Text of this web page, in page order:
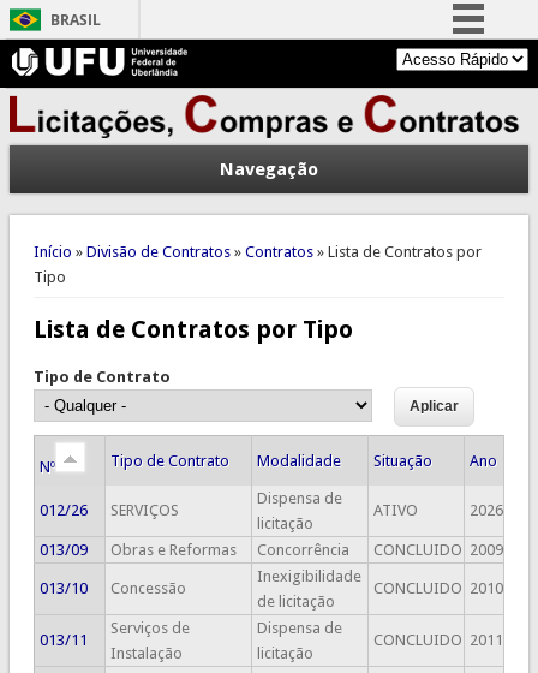
BRASIL
Simplifique!
Comunica BR
Participe
Acesso à informação
Legislação
Canais
Navegação
Você está aqui
Início » Divisão de Contratos» Contratos» Lista de Contratos por
Tipo
Lista de Contratos por Tipo
Tipo de Contrato
Nº Tipo de Contrato Modalidade Situação Ano
012/26 SERVIÇOS
Dispensa de
licitação
ATIVO 2026
013/09 Obras e Reformas Concorrência CONCLUIDO 2009
013/10 Concessão
Inexigibilidade
de licitação
CONCLUIDO 2010
013/11
Serviços de
Instalação
Dispensa de
licitação
CONCLUIDO 2011